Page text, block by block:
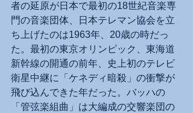
者の延原が日本で最初の18世紀音楽専
門の音楽団体、日本テレマン協会を立
ち上げたのは1963年、20歳の時だっ
た。最初の東京オリンピック、東海道
新幹線の開通の前年、史上初のテレビ
衛星中継に「ケネディ暗殺」の衝撃が
飛び込んできた年だった。バッハの
「管弦楽組曲」は大編成の交響楽団の